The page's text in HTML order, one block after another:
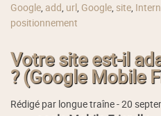
Google, add, url, Google, site,
positionnement
Votre site est-il
? (Google Mobile
Rédigé par longue traîne -20